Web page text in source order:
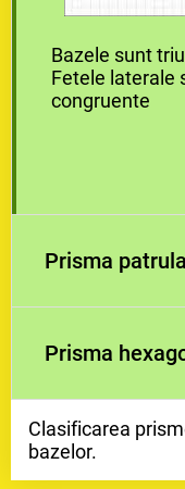
Bazele sunt
Fetele laterale
congruente
Prisma
Prisma
Clasificarea
bazelor.